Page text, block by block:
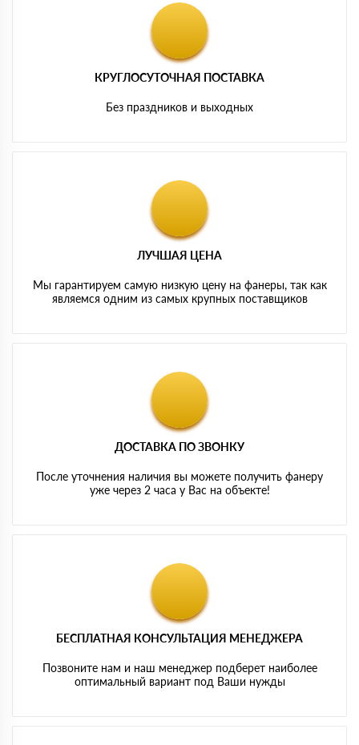
КРУГЛОСУТОЧНАЯ ПОСТАВКА
Без праздников и выходных
ЛУЧШАЯ ЦЕНА
Мы гарантируем самую низкую цену на фанеры, так как
являемся одним из самых крупных поставщиков
ДОСТАВКА ПО ЗВОНКУ
После уточнения наличия вы можете получить фанеру
уже через 2 часа у Вас на объекте!
БЕСПЛАТНАЯ КОНСУЛЬТАЦИЯ МЕНЕДЖЕРА
Позвоните нам и наш менеджер подберет наиболее
оптимальный вариант под Ваши нужды